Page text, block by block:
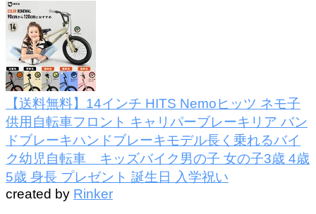
【送料無料】14インチ HITS Nemoヒッツ ネモ子
供用自転車フロント キャリパーブレーキリア バン
ドブレーキハンドブレーキモデル長く乗れるバイ
ク幼児自転車 キッズバイク男の子 女の子3歳 4歳
5歳 身長 プレゼント 誕生日 入学祝い
created by Rinker